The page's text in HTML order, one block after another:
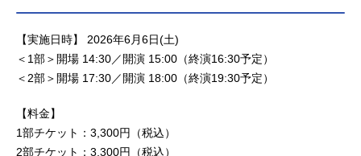
【実施日時】 2026年6月6日(土)
＜1部＞開場 14:30／開演 15:00（終演16:30予定）
＜2部＞開場 17:30／開演 18:00（終演19:30予定）
【料金】
1部チケット：3,300円（税込）
2部チケット：3,300円（税込）